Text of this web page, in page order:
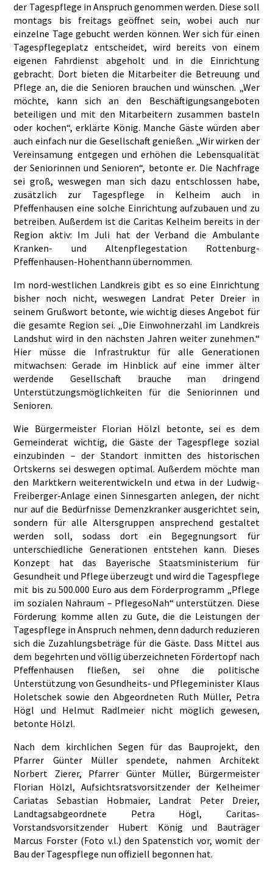
der Tagespflege in Anspruch genommen werden. Diese soll
montags bis freitags geöffnet sein, wobei auch nur
einzelne Tage gebucht werden können. Wer sich für einen
Tagespflegeplatz entscheidet, wird bereits von einem
eigenen Fahrdienst abgeholt und in die Einrichtung
gebracht. Dort bieten die Mitarbeiter die Betreuung und
Pflege an, die die Senioren brauchen und wünschen. „Wer
möchte, kann sich an den Beschäftigungsangeboten
beteiligen und mit den Mitarbeitern zusammen basteln
oder kochen“, erklärte König. Manche Gäste würden aber
auch einfach nur die Gesellschaft genießen. „Wir wirken der
Vereinsamung entgegen und erhöhen die Lebensqualität
der Seniorinnen und Senioren“, betonte er. Die Nachfrage
sei groß, weswegen man sich dazu entschlossen habe,
zusätzlich zur Tagespflege in Kelheim auch in
Pfeffenhausen eine solche Einrichtung aufzubauen und zu
betreiben. Außerdem ist die Caritas Kelheim bereits in der
Region aktiv: Im Juli hat der Verband die Ambulante
Kranken- und Altenpflegestation Rottenburg-
Pfeffenhausen-Hohenthann übernommen.
Im nord-westlichen Landkreis gibt es so eine Einrichtung
bisher noch nicht, weswegen Landrat Peter Dreier in
seinem Grußwort betonte, wie wichtig dieses Angebot für
die gesamte Region sei. „Die Einwohnerzahl im Landkreis
Landshut wird in den nächsten Jahren weiter zunehmen.“
Hier müsse die Infrastruktur für alle Generationen
mitwachsen: Gerade im Hinblick auf eine immer älter
werdende Gesellschaft brauche man dringend
Unterstützungsmöglichkeiten für die Seniorinnen und
Senioren.
Wie Bürgermeister Florian Hölzl betonte, sei es dem
Gemeinderat wichtig, die Gäste der Tagespflege sozial
einzubinden – der Standort inmitten des historischen
Ortskerns sei deswegen optimal. Außerdem möchte man
den Marktkern weiterentwickeln und etwa in der Ludwig-
Freiberger-Anlage einen Sinnesgarten anlegen, der nicht
nur auf die Bedürfnisse Demenzkranker ausgerichtet sein,
sondern für alle Altersgruppen ansprechend gestaltet
werden soll, sodass dort ein Begegnungsort für
unterschiedliche Generationen entstehen kann. Dieses
Konzept hat das Bayerische Staatsministerium für
Gesundheit und Pflege überzeugt und wird die Tagespflege
mit bis zu 500.000 Euro aus dem Förderprogramm „Pflege
im sozialen Nahraum – PflegesoNah“ unterstützen. Diese
Förderung komme allen zu Gute, die die Leistungen der
Tagespflege in Anspruch nehmen, denn dadurch reduzieren
sich die Zuzahlungsbeträge für die Gäste. Dass Mittel aus
dem begehrten und völlig überzeichneten Fördertopf nach
Pfeffenhausen fließen, sei ohne die politische
Unterstützung von Gesundheits- und Pflegeminister Klaus
Holetschek sowie den Abgeordneten Ruth Müller, Petra
Högl und Helmut Radlmeier nicht möglich gewesen,
betonte Hölzl.
Nach dem kirchlichen Segen für das Bauprojekt, den
Pfarrer Günter Müller spendete, nahmen Architekt
Norbert Zierer, Pfarrer Günter Müller, Bürgermeister
Florian Hölzl, Aufsichtsratsvorsitzender der Kelheimer
Cariatas Sebastian Hobmaier, Landrat Peter Dreier,
Landtagsabgeordnete Petra Högl, Caritas-
Vorstandsvorsitzender Hubert König und Bauträger
Marcus Forster (Foto v.l.) den Spatenstich vor, womit der
Bau der Tagespflege nun offiziell begonnen hat.